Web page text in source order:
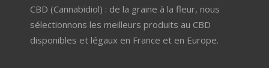
CBD (Cannabidiol) : de la graine à la fleur, nous
sélectionnons les meilleurs produits au CBD
disponibles et légaux en France et en Europe.